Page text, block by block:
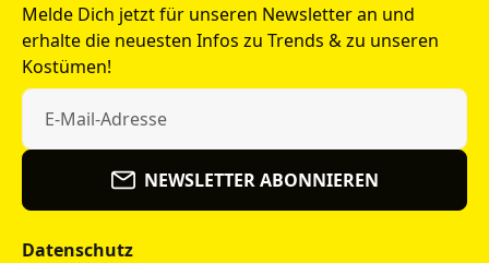
Melde Dich jetzt für unseren Newsletter an und
erhalte die neuesten Infos zu Trends & zu unseren
Kostümen!
NEWSLETTER ABONNIEREN
Datenschutz